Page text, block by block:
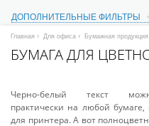
ДОПОЛНИТЕЛЬНЫЕ ФИЛЬТРЫ
Главная › Для офиса › Бумажная продукция
БУМАГА ДЛЯ
Черно-белый текст
практически на любой бумаге,
для принтера. А вот